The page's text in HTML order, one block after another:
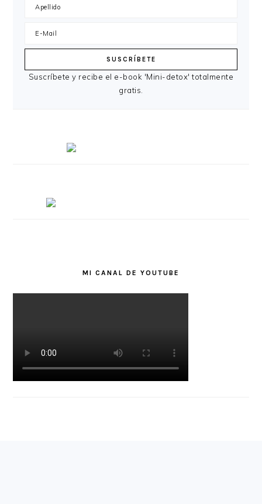
Suscríbete y recibe el e-book 'Mini-detox' totalmente
gratis.
MI CANAL DE YOUTUBE